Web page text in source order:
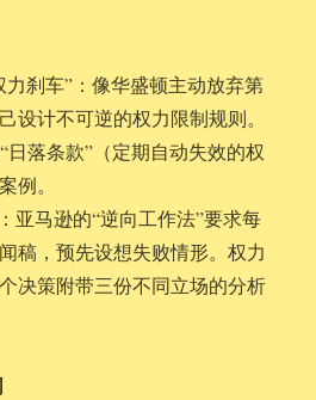
力刹车”：像华盛顿主动放弃第
设计不可逆的权力限制规则。
日落条款”（定期自动失效的权
例。
亚马逊的“逆向工作法”要求每
稿，预先设想失败情形。权力
决策附带三份不同立场的分析